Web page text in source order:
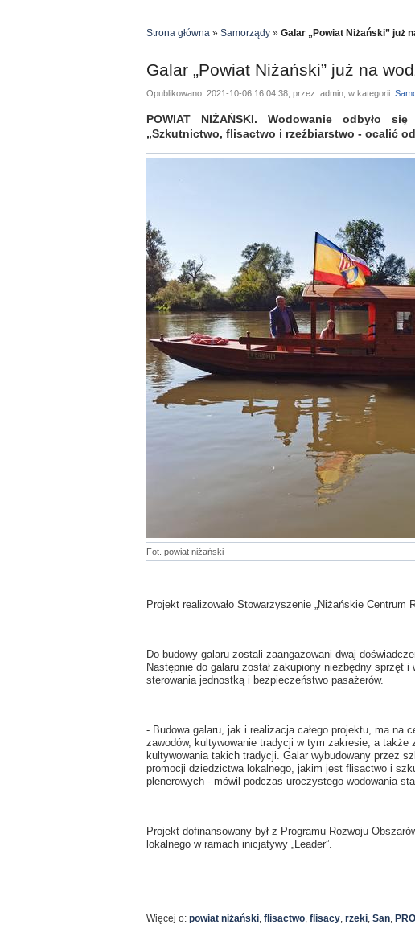
Strona główna » Samorządy » Galar „Powiat Niżański” już
Galar „Powiat Niżański” już na
Opublikowano: 2021-10-06 16:04:38, przez: admin, w kategorii:
POWIAT NIŻAŃSKI. Wodowanie odbyło
„Szkutnictwo, flisactwo i rzeźbiarstwo - ocalić
Fot. powiat niżański
Projekt realizowało Stowarzyszenie „Niżańskie Centrum
Do budowy galaru zostali zaangażowani dwaj
Następnie do galaru został zakupiony niezbędny sprzęt
sterowania jednostką i bezpieczeństwo pasażerów.
- Budowa galaru, jak i realizacja całego projektu, ma na
zawodów, kultywowanie tradycji w tym zakresie, a także
kultywowania takich tradycji. Galar wybudowany przez
promocji dziedzictwa lokalnego, jakim jest flisactwo i
plenerowych - mówil podczas uroczystego wodowania
Projekt dofinansowany był z Programu Rozwoju
lokalnego w ramach inicjatywy „Leader”.
Więcej o: powiat niżański, flisactwo, flisacy, rzeki, San,